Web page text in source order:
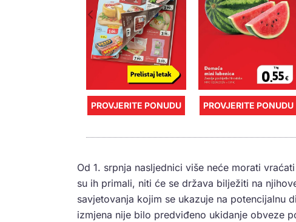
PROVJERITE PONUDU PROVJERITE PONUDU
Od 1. srpnja nasljednici više neće morati
su ih primali, niti će se država bilježiti na
savjetovanja kojim se ukazuje na potencijalnu
izmjena nije bilo predviđeno ukidanje obveze